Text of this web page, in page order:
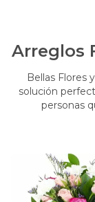
Arreglos
Bellas Flores
solución
personas